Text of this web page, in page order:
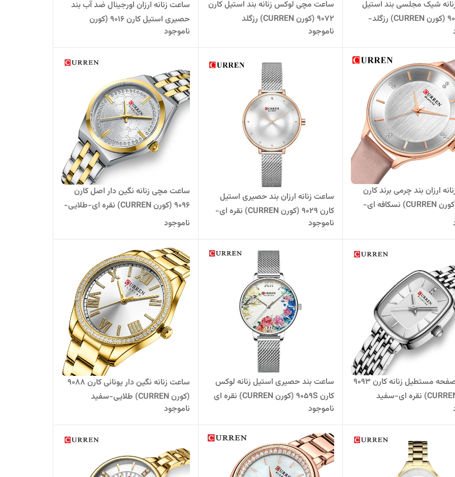
شیک مجلسی بند استیل
کارن 9015 (کورن CURREN) رزگلد-
ساعت مچی لوکس زنانه بند استیل کارن
9072 (کورن CURREN) رزگلد
ناموجود
ساعت زنانه ارزان اورجینال ضد آب بند
حصیری استیل کارن 9016 (کورن
CURREN) طلایی-سفید
ناموجود
ارزان بند چرمی برند کارن
9041L (کورن CURREN) نسکافه ای-
ساعت زنانه ارزان بند حصیری استیل
کارن 9029 (کورن CURREN) نقره ای-
سفید
ناموجود
ساعت مچی زنانه نگین دار اصل کارن
9096 (کورن CURREN) نقره ای-طلایی-
سفید
ناموجود
ساعت صفحه مستطیل زنانه کارن 9093
ساعت بند حصیری استیل زنانه لوکس
کارن 9059S (کورن CURREN) نقره ای
ناموجود
ساعت زنانه نگین دار یونانی کارن 9088
(کورن CURREN) طلایی-سفید
ناموجود